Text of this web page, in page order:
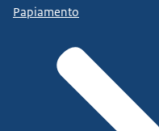
Papiamento